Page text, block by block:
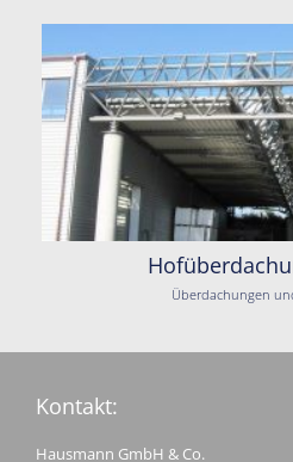
Überdachungen
Kontakt:
Hausmann GmbH & Co.